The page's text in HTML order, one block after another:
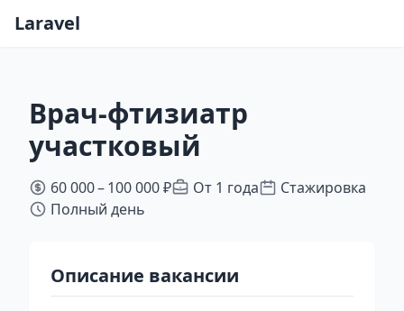
Laravel
Врач-фтизиатр
участковый
60 000 – 100 000 ₽ От 1 года
Стажировка
Полный день
Описание вакансии